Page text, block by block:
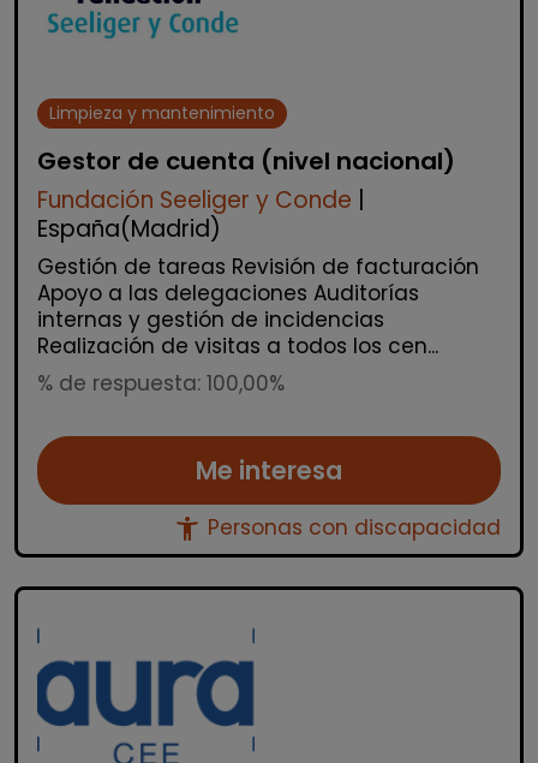
Limpieza y mantenimiento
Gestor de cuenta (nivel nacional)
Fundación Seeliger y Conde
España(Madrid)
Gestión de tareas Revisión de facturación
Apoyo a las delegaciones Auditorías
internas y gestión de incidencias
Realización de visitas a todos los cen...
% de respuesta: 100,00%
Me interesa
accessibility_new Personas con discapacidad